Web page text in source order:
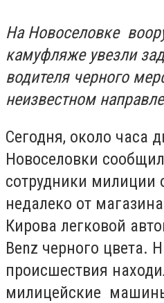
На Новоселовке
камуфляже увезли
водителя черного
неизвестном
Сегодня, около часа
Новоселовки
сотрудники милиции
недалеко от
Кирова легковой
Benz черного цвета.
происшествия
милицейские